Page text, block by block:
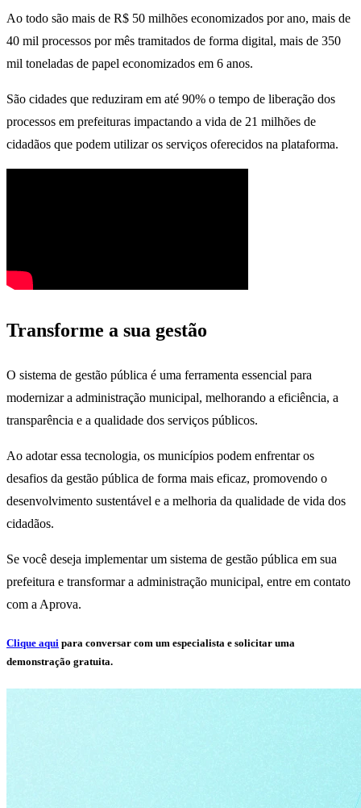
Ao todo são mais de R$ 50 milhões economizados por ano, mais de
40 mil processos por mês tramitados de forma digital, mais de 350
mil toneladas de papel economizados em 6 anos.
São cidades que reduziram em até 90% o tempo de liberação dos
processos em prefeituras impactando a vida de 21 milhões de
cidadãos que podem utilizar os serviços oferecidos na plataforma.
Transforme a sua gestão
O sistema de gestão pública é uma ferramenta essencial para
modernizar a administração municipal, melhorando a eficiência, a
transparência e a qualidade dos serviços públicos.
Ao adotar essa tecnologia, os municípios podem enfrentar os
desafios da gestão pública de forma mais eficaz, promovendo o
desenvolvimento sustentável e a melhoria da qualidade de vida dos
cidadãos.
Se você deseja implementar um sistema de gestão pública em sua
prefeitura e transformar a administração municipal, entre em contato
com a Aprova.
Clique aqui para conversar com um especialista e solicitar uma
demonstração gratuita.